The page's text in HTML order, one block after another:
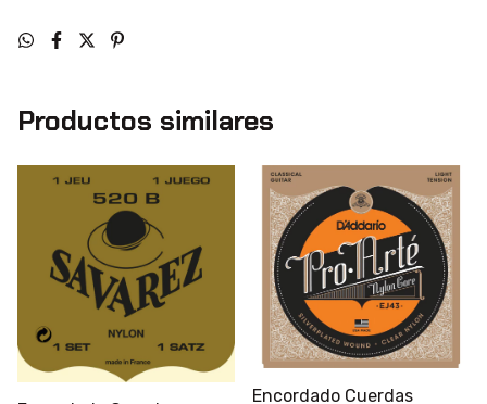
Productos similares
Encordado Cuerdas